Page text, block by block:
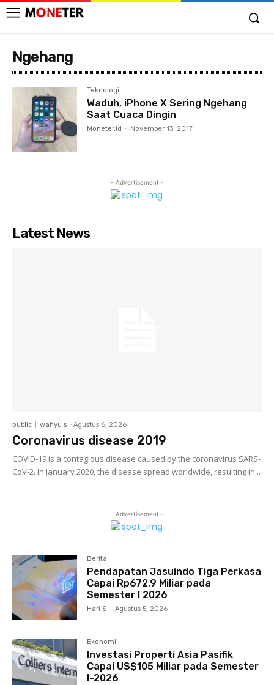
Ngehang
Teknologi
Waduh, iPhone X Sering Ngehang
Saat Cuaca Dingin
Moneter.id - November 13, 2017
- Advertisement -
Latest News
public wahyu s - Agustus 6, 2026
Coronavirus disease 2019
COVID-19 is a contagious disease caused by the coronavirus SARS-
CoV-2. In January 2020, the disease spread worldwide, resulting in...
- Advertisement -
Berita
Pendapatan Jasuindo Tiga Perkasa
Capai Rp672,9 Miliar pada
Semester I 2026
Hari S - Agustus 5, 2026
Ekonomi
Investasi Properti Asia Pasifik
Capai US$105 Miliar pada Semester
I-2026